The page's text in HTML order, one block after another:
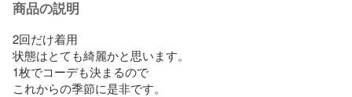
商品の説明
2回だけ着用
状態はとても綺麗かと思います。
1枚でコーデも決まるので
これからの季節に是非です。